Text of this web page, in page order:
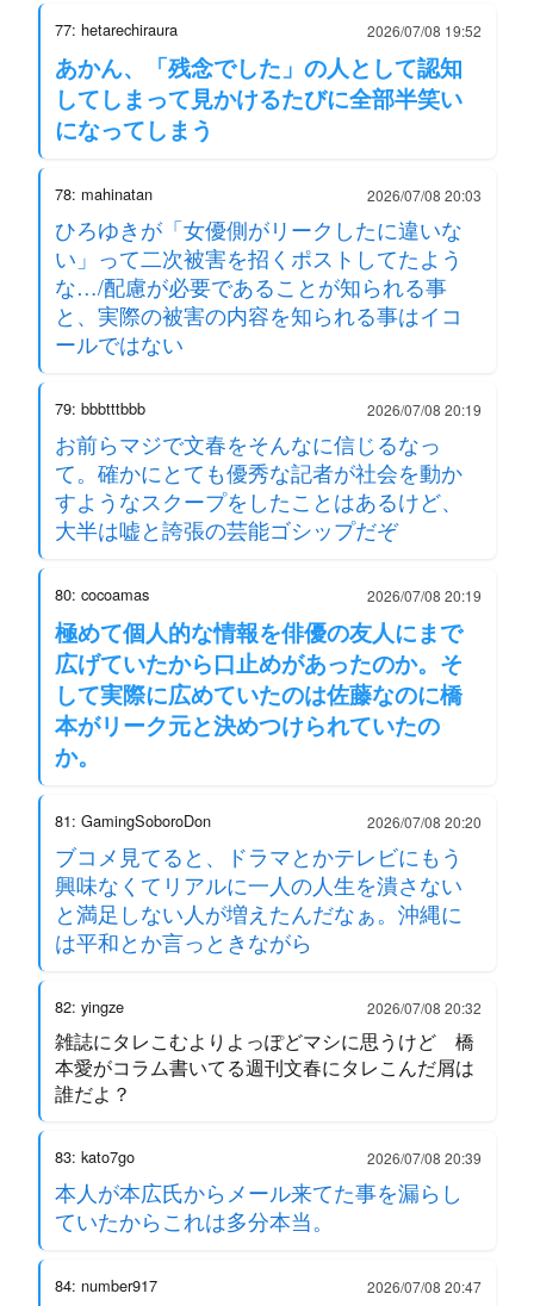
77: hetarechiraura 2026/07/08 19:52
あかん、「残念でした」の人として認知
してしまって見かけるたびに全部半笑い
になってしまう
78: mahinatan 2026/07/08 20:03
ひろゆきが「女優側がリークしたに違いな
い」って二次被害を招くポストしてたよう
な…/配慮が必要であることが知られる事
と、実際の被害の内容を知られる事はイコ
ールではない
79: bbbtttbbb 2026/07/08 20:19
お前らマジで文春をそんなに信じるなっ
て。確かにとても優秀な記者が社会を動か
すようなスクープをしたことはあるけど、
大半は嘘と誇張の芸能ゴシップだぞ
80: cocoamas 2026/07/08 20:19
極めて個人的な情報を俳優の友人にまで
広げていたから口止めがあったのか。そ
して実際に広めていたのは佐藤なのに橋
本がリーク元と決めつけられていたの
か。
81: GamingSoboroDon 2026/07/08 20:20
ブコメ見てると、ドラマとかテレビにもう
興味なくてリアルに一人の人生を潰さない
と満足しない人が増えたんだなぁ。沖縄に
は平和とか言っときながら
82: yingze 2026/07/08 20:32
雑誌にタレこむよりよっぽどマシに思うけど 橋
本愛がコラム書いてる週刊文春にタレこんだ屑は
誰だよ？
83: kato7go 2026/07/08 20:39
本人が本広氏からメール来てた事を漏らし
ていたからこれは多分本当。
84: number917 2026/07/08 20:47